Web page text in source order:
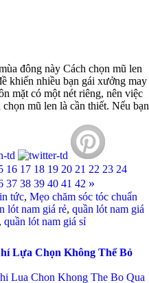
đông này Cách chọn mũ len
khiến nhiều bạn gái xưởng may
mặt có một nét riêng, nên việc
mũ len là cần thiết. Nếu bạn
16 17 18 19 20 21 22 23 24
37 38 39 40 41 42 »
tức, Mẹo chăm sóc tóc chuẩn
lót nam giá rẻ, quần lót nam giá
, quần lót nam giá sỉ
Lựa Chọn Không Thể Bỏ